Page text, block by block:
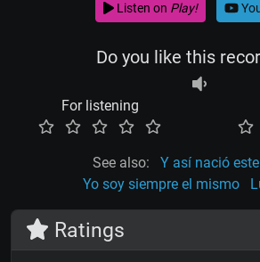
Listen on Play!
Do you like this
For listening
See also:
Y así nació
Yo soy siempre el mismo
Ratings